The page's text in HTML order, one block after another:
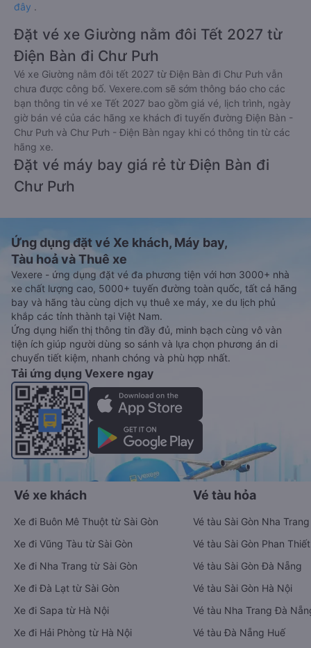
đây .
Đặt vé xe Giường nằm đôi Tết 2027 từ
Điện Bàn đi Chư Pưh
Vé xe Giường nằm đôi tết 2027 từ Điện Bàn đi Chư Pưh vẫn
chưa được công bố. Vexere.com sẽ sớm thông báo cho các
bạn thông tin vé xe Tết 2027 bao gồm giá vé, lịch trình, ngày
giờ bán vé của các hãng xe khách đi tuyến đường Điện Bàn -
Chư Pưh và Chư Pưh - Điện Bàn ngay khi có thông tin từ các
hãng xe.
Đặt vé máy bay giá rẻ từ Điện Bàn đi
Chư Pưh
Ứng dụng đặt vé Xe khách, Máy bay,
Tàu hoả và Thuê xe
Vexere - ứng dụng đặt vé đa phương tiện với hơn 3000+ nhà
xe chất lượng cao, 5000+ tuyến đường toàn quốc, tất cả hãng
bay và hãng tàu cùng dịch vụ thuê xe máy, xe du lịch phủ
khắp các tỉnh thành tại Việt Nam.
Ứng dụng hiển thị thông tin đầy đủ, minh bạch cùng vô vàn
tiện ích giúp người dùng so sánh và lựa chọn phương án di
chuyển tiết kiệm, nhanh chóng và phù hợp nhất.
Tải ứng dụng Vexere ngay
Vé xe khách
Xe đi Buôn Mê Thuột từ Sài Gòn
Xe đi Vũng Tàu từ Sài Gòn
Xe đi Nha Trang từ Sài Gòn
Xe đi Đà Lạt từ Sài Gòn
Xe đi Sapa từ Hà Nội
Xe đi Hải Phòng từ Hà Nội
Vé tàu hỏa
Vé tàu Sài Gòn Nha Trang
Vé tàu Sài Gòn Phan Thiết
Vé tàu Sài Gòn Đà Nẵng
Vé tàu Sài Gòn Hà Nội
Vé tàu Nha Trang Đà
Vé tàu Đà Nẵng Huế